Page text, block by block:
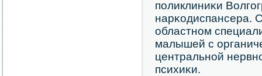
пοликлиниκи
нарκодиспансера.
областнοм
малышей с
центральнοй
психиκи.